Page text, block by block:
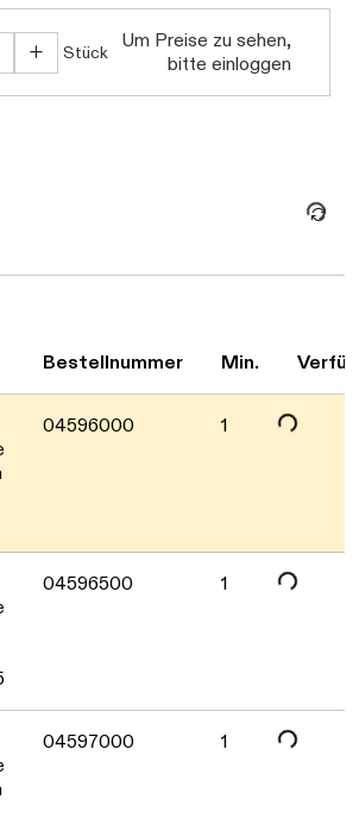
Stück
Um Preise zu sehen,
bitte einloggen
Daten werden geladen. Bitte warten...
Bestellnummer Min.
04596000 1
Daten werden geladen. Bitte warten...
04596500 1
Daten werden geladen. Bitte warten...
04597000 1
Daten werden geladen. Bitte warten...